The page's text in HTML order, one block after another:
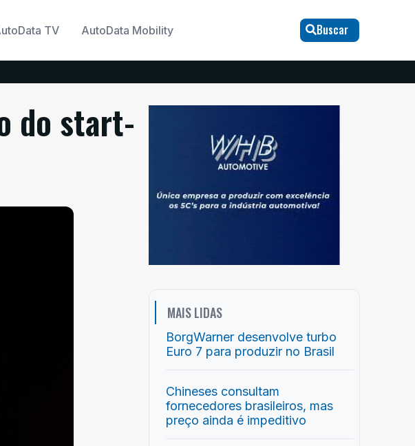
TV AutoData Mobility Buscar
do start-
MAIS LIDAS
BorgWarner desenvolve turbo
Euro 7 para produzir no Brasil
Chineses consultam
fornecedores brasileiros, mas
preço ainda é impeditivo